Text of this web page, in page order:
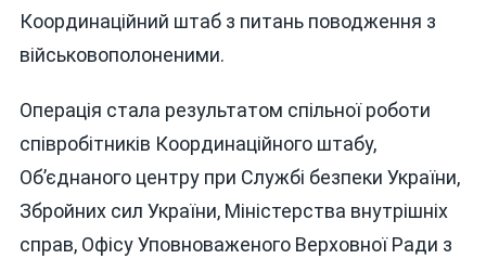
Координаційний штаб з питань поводження з
військовополоненими.
Операція стала результатом спільної роботи
співробітників Координаційного штабу,
Об’єднаного центру при Службі безпеки України,
Збройних сил України, Міністерства внутрішніх
справ, Офісу Уповноваженого Верховної Ради з